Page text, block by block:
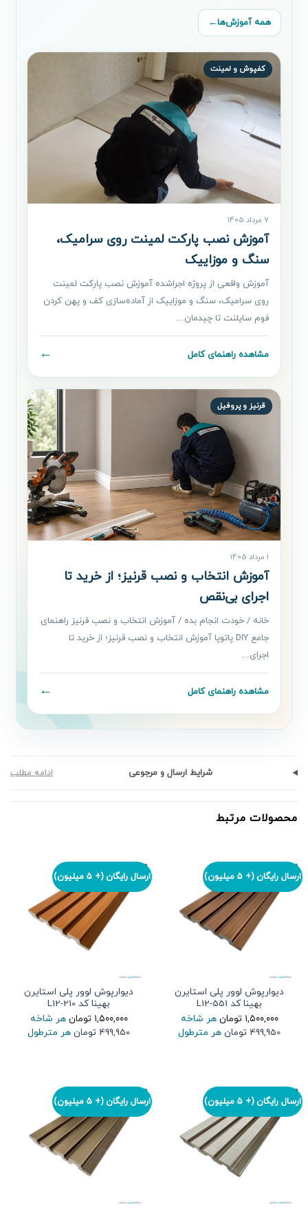
همه آموزش‌ها←
کفپوش و لمینت
7 مرداد 1405
آموزش نصب پارکت لمینت روی سرامیک،
سنگ و موزاییک
آموزش واقعی از پروژه اجراشده آموزش نصب پارکت لمینت
روی سرامیک، سنگ و موزاییک از آماده‌سازی کف و پهن کردن
فوم سایلنت تا چیدمان…
مشاهده راهنمای کامل ←
قرنیز و پروفیل
1 مرداد 1405
آموزش انتخاب و نصب قرنیز؛ از خرید تا
اجرای بی‌نقص
خانه / خودت انجام بده / آموزش انتخاب و نصب قرنیز راهنمای
جامع DIY پاتوپا آموزش انتخاب و نصب قرنیز؛ از خرید تا
اجرای…
مشاهده راهنمای کامل ←
شرایط ارسال و مرجوعی ادامه مطلب
محصولات مرتبط
ارسال رایگان (+ 5 میلیون)
دیوارپوش لوور پلی استایرن
بهینا کد L12-551
۱,۵۰۰,۰۰۰ تومان هر شاخه
499,950 تومان
هر مترطول
ارسال رایگان (+ 5 میلیون)
دیوارپوش لوور پلی استایرن
بهینا کد L12-210
۱,۵۰۰,۰۰۰ تومان هر شاخه
499,950 تومان
هر مترطول
ارسال رایگان (+ 5 میلیون) ارسال رایگان (+ 5 میلیون)